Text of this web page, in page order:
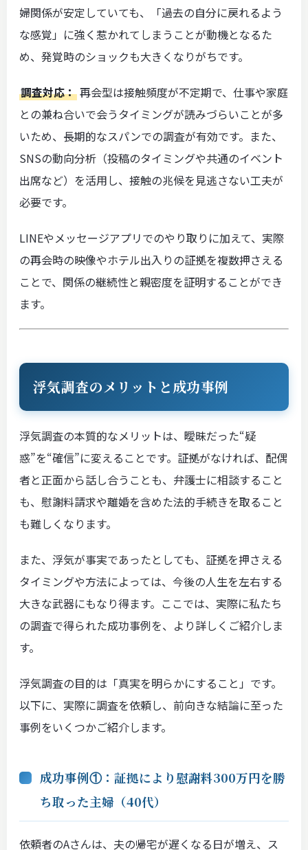
婦関係が安定していても、「過去の自分に戻れるよう
な感覚」に強く惹かれてしまうことが動機となるた
め、発覚時のショックも大きくなりがちです。
調査対応： 再会型は接触頻度が不定期で、仕事や家庭
との兼ね合いで会うタイミングが読みづらいことが多
いため、長期的なスパンでの調査が有効です。また、
SNSの動向分析（投稿のタイミングや共通のイベント
出席など）を活用し、接触の兆候を見逃さない工夫が
必要です。
LINEやメッセージアプリでのやり取りに加えて、実際
の再会時の映像やホテル出入りの証拠を複数押さえる
ことで、関係の継続性と親密度を証明することができ
ます。
浮気調査のメリットと成功事例
浮気調査の本質的なメリットは、曖昧だった“疑
惑”を“確信”に変えることです。証拠がなければ、配偶
者と正面から話し合うことも、弁護士に相談すること
も、慰謝料請求や離婚を含めた法的手続きを取ること
も難しくなります。
また、浮気が事実であったとしても、証拠を押さえる
タイミングや方法によっては、今後の人生を左右する
大きな武器にもなり得ます。ここでは、実際に私たち
の調査で得られた成功事例を、より詳しくご紹介しま
す。
浮気調査の目的は「真実を明らかにすること」です。
以下に、実際に調査を依頼し、前向きな結論に至った
事例をいくつかご紹介します。
成功事例①：証拠により慰謝料300万円を勝
ち取った主婦（40代）
依頼者のAさんは、夫の帰宅が遅くなる日が増え、ス